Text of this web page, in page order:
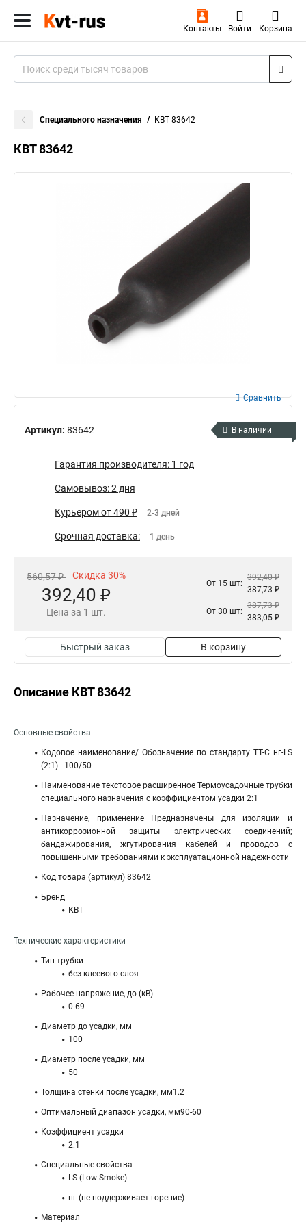
Контакты Войти Корзина
Специального назначения КВТ 83642
КВТ 83642
Артикул: 83642
Сравнить
В наличии
Гарантия производителя: 1 год
Самовывоз: 2 дня
Курьером от 490 ₽ 2-3 дней
Срочная доставка: 1 день
560,57 ₽ Скидка 30%
392,40 ₽
Цена за 1 шт.
От 15 шт:
392,40 ₽
387,73 ₽
От 30 шт:
387,73 ₽
383,05 ₽
Быстрый заказ В корзину
Описание КВТ 83642
Основные свойства
Кодовое наименование/ Обозначение по стандарту ТТ-С нг-LS
(2:1) - 100/50
Наименование текстовое расширенное Термоусадочные трубки
специального назначения с коэффициентом усадки 2:1
Назначение, применение Предназначены для изоляции и
антикоррозионной защиты электрических соединений;
бандажирования, жгутирования кабелей и проводов с
повышенными требованиями к эксплуатационной надежности
Код товара (артикул) 83642
Бренд
КВТ
Технические характеристики
Тип трубки
без клеевого слоя
Рабочее напряжение, до (кВ)
0.69
Диаметр до усадки, мм
100
Диаметр после усадки, мм
50
Толщина стенки после усадки, мм1.2
Оптимальный диапазон усадки, мм90-60
Коэффициент усадки
2:1
Специальные свойства
LS (Low Smoke)
нг (не поддерживает горение)
Материал